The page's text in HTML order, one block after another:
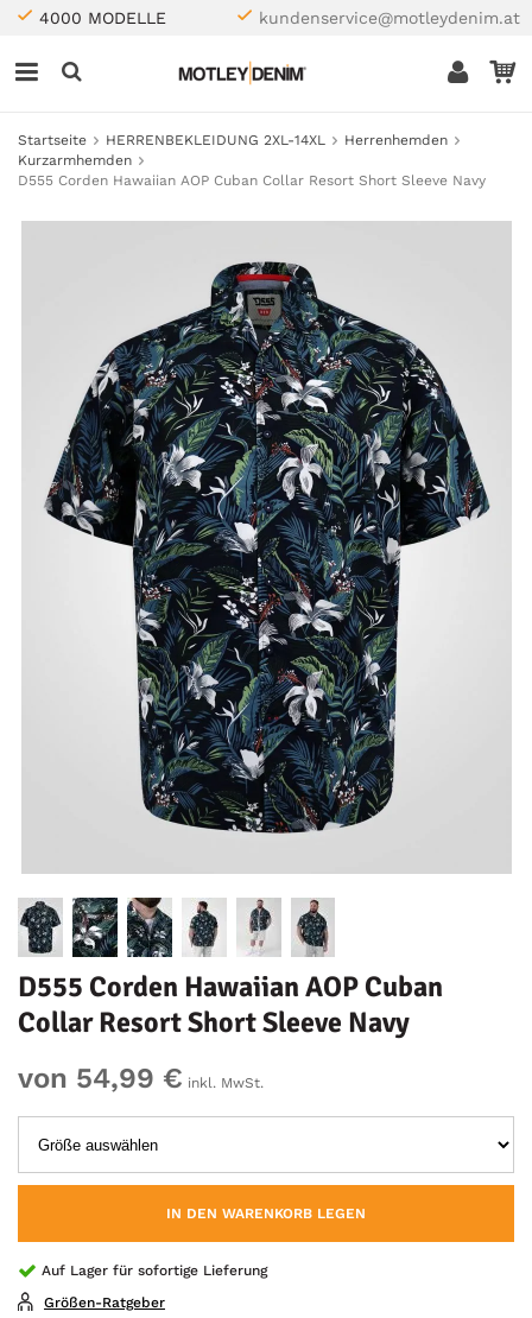
4000 MODELLE kundenservice@motleydenim.at
Startseite HERRENBEKLEIDUNG 2XL-14XL
Herrenhemden
Kurzarmhemden
D555 Corden Hawaiian AOP Cuban Collar Resort Short Sleeve Navy
D555 Corden Hawaiian AOP Cuban
Collar Resort Short Sleeve Navy
von 54,99 € inkl. MwSt.
IN DEN WARENKORB LEGEN
Auf Lager für sofortige Lieferung
Größen-Ratgeber